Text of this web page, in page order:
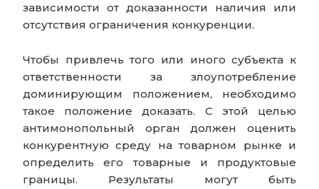
зависимости от доказанности наличия или
отсутствия ограничения конкуренции.
Чтобы привлечь того или иного субъекта к
ответственности за злоупотребление
доминирующим положением, необходимо
такое положение доказать. С этой целью
антимонопольный орган должен оценить
конкурентную среду на товарном рынке и
определить его товарные и продуктовые
границы. Результаты могут быть